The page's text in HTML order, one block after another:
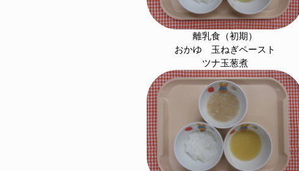
離乳食（初期）
おかゆ 玉ねぎペースト
ツナ玉葱煮